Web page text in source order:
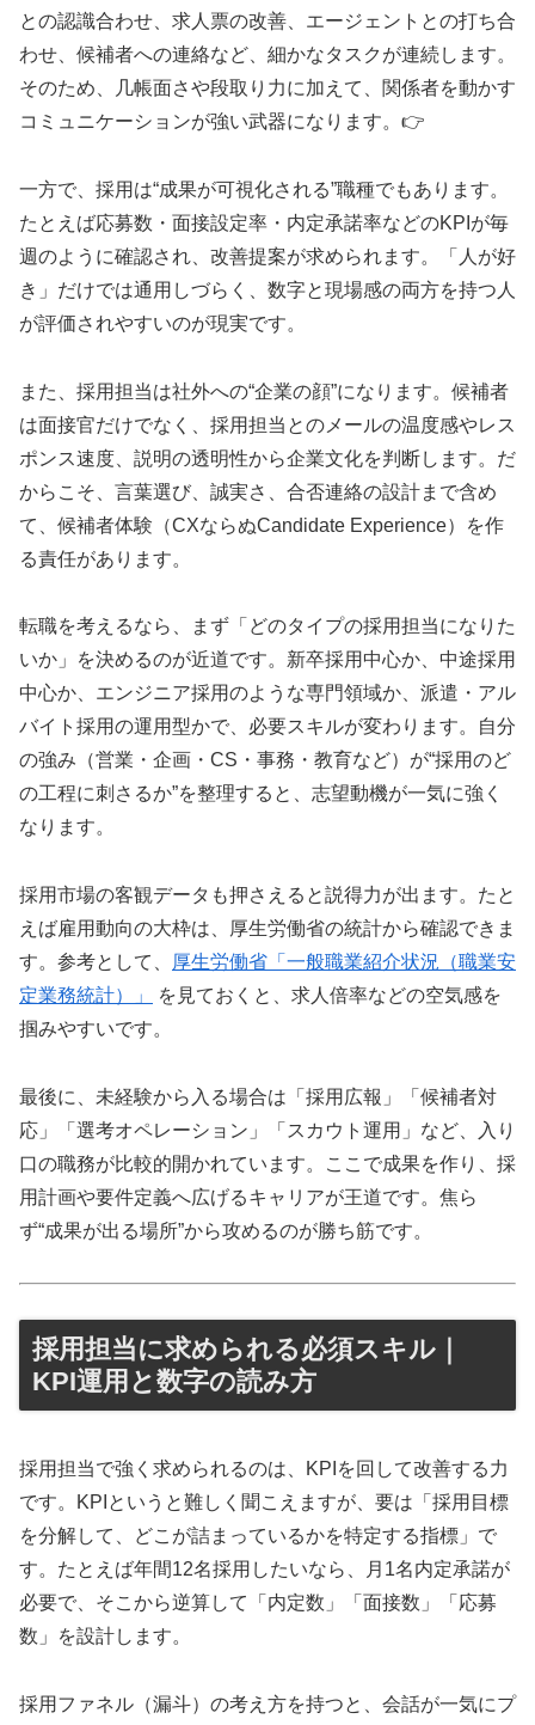
との認識合わせ、求人票の改善、エージェントとの打ち合
わせ、候補者への連絡など、細かなタスクが連続します。
そのため、几帳面さや段取り力に加えて、関係者を動かす
コミュニケーションが強い武器になります。👉
一方で、採用は“成果が可視化される”職種でもあります。
たとえば応募数・面接設定率・内定承諾率などのKPIが毎
週のように確認され、改善提案が求められます。「人が好
き」だけでは通用しづらく、数字と現場感の両方を持つ人
が評価されやすいのが現実です。
また、採用担当は社外への“企業の顔”になります。候補者
は面接官だけでなく、採用担当とのメールの温度感やレス
ポンス速度、説明の透明性から企業文化を判断します。だ
からこそ、言葉選び、誠実さ、合否連絡の設計まで含め
て、候補者体験（CXならぬCandidate Experience）を作
る責任があります。
転職を考えるなら、まず「どのタイプの採用担当になりた
いか」を決めるのが近道です。新卒採用中心か、中途採用
中心か、エンジニア採用のような専門領域か、派遣・アル
バイト採用の運用型かで、必要スキルが変わります。自分
の強み（営業・企画・CS・事務・教育など）が“採用のど
の工程に刺さるか”を整理すると、志望動機が一気に強く
なります。
採用市場の客観データも押さえると説得力が出ます。たと
えば雇用動向の大枠は、厚生労働省の統計から確認できま
す。参考として、
厚生労働省「一般職業紹介状況（職業安
定業務統計）」
を見ておくと、求人倍率などの空気感を
掴みやすいです。
最後に、未経験から入る場合は「採用広報」「候補者対
応」「選考オペレーション」「スカウト運用」など、入り
口の職務が比較的開かれています。ここで成果を作り、採
用計画や要件定義へ広げるキャリアが王道です。焦ら
ず“成果が出る場所”から攻めるのが勝ち筋です。
採用担当に求められる必須スキル｜
KPI運用と数字の読み方
採用担当で強く求められるのは、KPIを回して改善する力
です。KPIというと難しく聞こえますが、要は「採用目標
を分解して、どこが詰まっているかを特定する指標」で
す。たとえば年間12名採用したいなら、月1名内定承諾が
必要で、そこから逆算して「内定数」「面接数」「応募
数」を設計します。
採用ファネル（漏斗）の考え方を持つと、会話が一気にプ